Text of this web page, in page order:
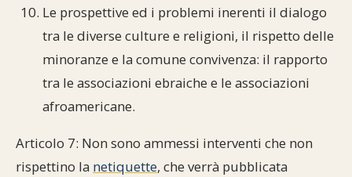
Le prospettive ed i problemi inerenti il dialogo
tra le diverse culture e religioni, il rispetto delle
minoranze e la comune convivenza: il rapporto
tra le associazioni ebraiche e le associazioni
afroamericane.
Articolo 7: Non sono ammessi interventi che non
rispettino la netiquette, che verrà pubblicata